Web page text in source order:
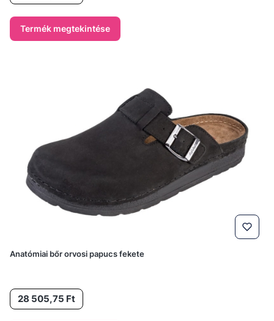
Termék megtekintése
Anatómiai bőr orvosi papucs fekete
Ár28 505,75 Ft